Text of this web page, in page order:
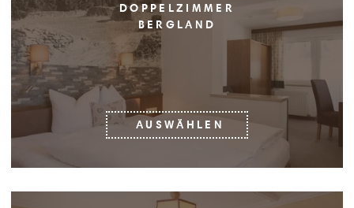
DOPPELZIMMER
BERGLAND
AUSWÄHLEN